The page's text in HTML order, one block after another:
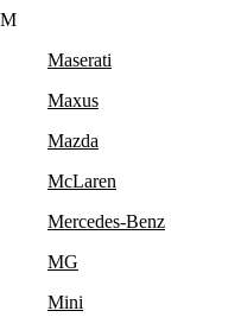
M
Maserati
Maxus
Mazda
McLaren
Mercedes-Benz
MG
Mini